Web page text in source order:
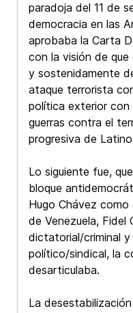
paradoja del 11 de
democracia en las
aprobaba la Carta
con la visión de
y sostenidamente
ataque terrorista
política exterior
guerras contra el
progresiva de
Lo siguiente fue,
bloque
Hugo Chávez
de Venezuela, Fidel
dictatorial/criminal
político/sindical, la
desarticulaba.
La